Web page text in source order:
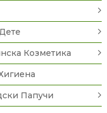
Козметика
Папучи